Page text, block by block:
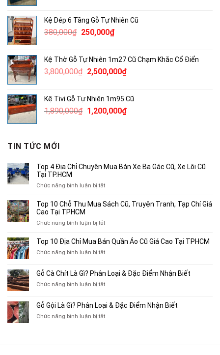
4,600,000₫.là:
Kệ Dép 6 Tầng Gỗ Tự Nhiên Cũ
380,000₫ Giá
380,000₫.
250,000₫Giá
là:
250,000₫.
Kệ Thờ Gỗ Tự Nhiên 1m27 Cũ Chạm Khắc Cổ Điển
3,800,000₫ Giá
3,800,000₫.
2,500,000₫Giá
là:
2,500,000₫.
Kệ Tivi Gỗ Tự Nhiên 1m95 Cũ
1,890,000₫ Giá
1,200,000₫Giá
TIN TỨC MỚI
Top 4 Địa Chỉ Chuyên Mua Bán Xe Ba Gác Cũ, Xe Lôi Cũ
Tại TP.HCM
Chức năng bình luận bị tắtở
4
Chuyên
Bán
Xe
Cũ,
Xe
Cũ
TP.HCM
Top 10 Chỗ Thu Mua Sách Cũ, Truyện Tranh, Tạp Chí Giá
Cao Tại TPHCM
Chức năng bình luận bị tắtở
10
Thu
Sách
Tạp
Chí
Top 10 Địa Chỉ Mua Bán Quần Áo Cũ Giá Cao Tại TPHCM
Chức năng bình luận bị tắtở
Địa
Chỉ
Bán
Áo
Gỗ Cà Chít Là Gì? Phân Loại & Đặc Điểm Nhận Biết
Chức năng bình luận bị tắtở
Chít
Là
Gỗ Gội Là Gì? Phân Loại & Đặc Điểm Nhận Biết
Chức năng bình luận bị tắtở